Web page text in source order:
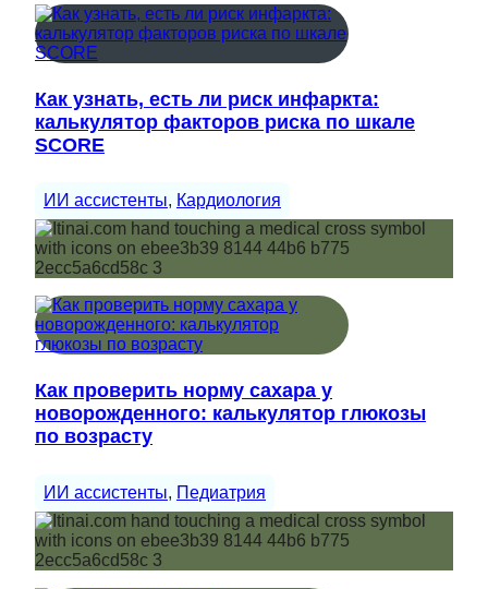
Как узнать, есть ли риск инфаркта:
калькулятор факторов риска по шкале
SCORE
ИИ ассистенты, Кардиология
Как проверить норму сахара у
новорожденного: калькулятор глюкозы
по возрасту
ИИ ассистенты, Педиатрия